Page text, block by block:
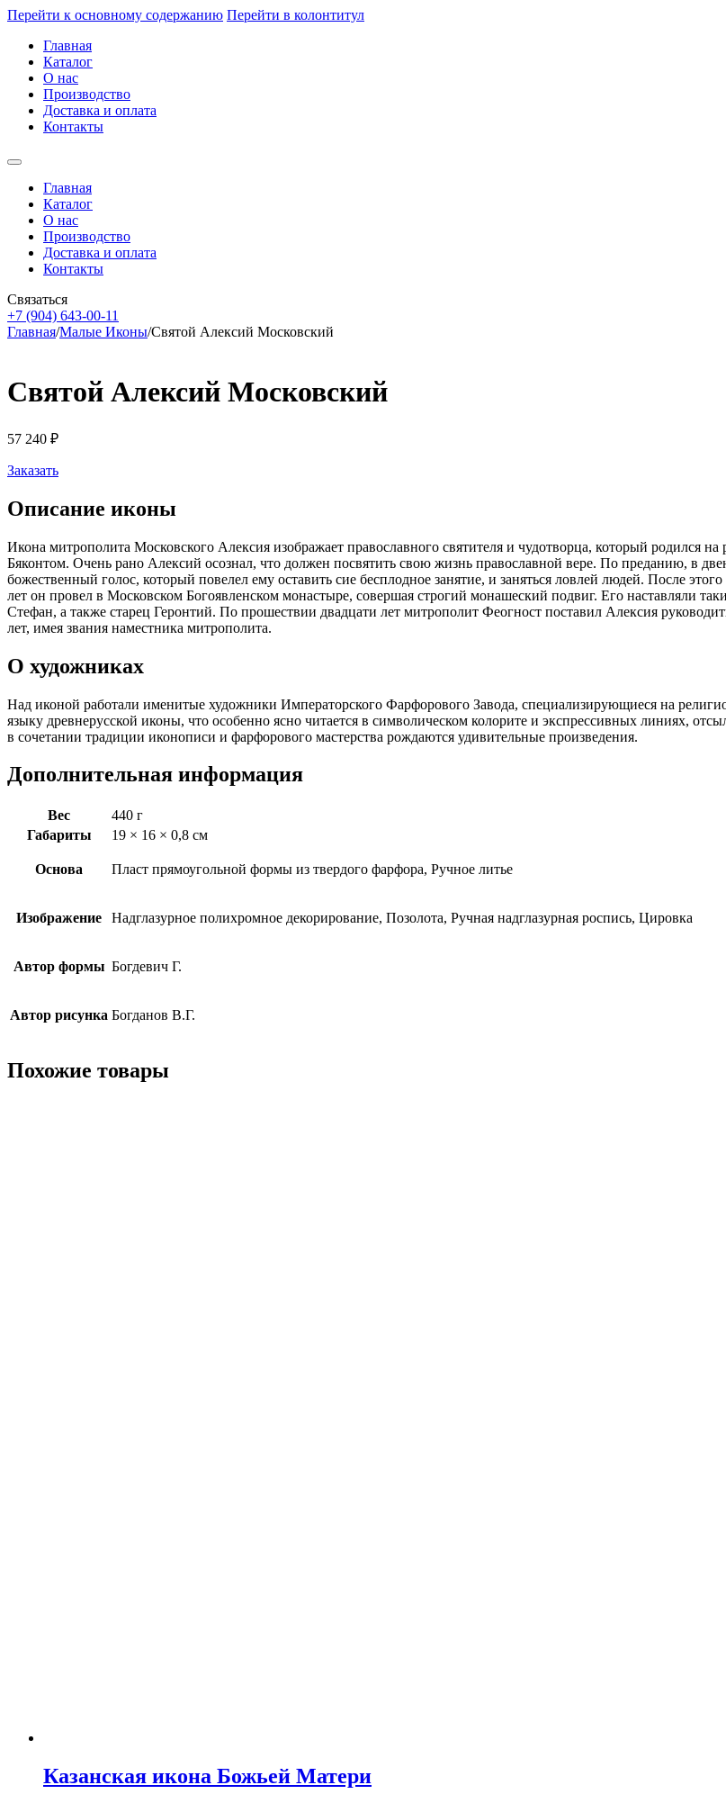
Перейти к основному содержанию Перейти в колонтитул
Главная
Каталог
О нас
Производство
Доставка и оплата
Контакты
Главная
Каталог
О нас
Производство
Доставка и оплата
Контакты
Связаться
+7 (904) 643-00-11
Главная/Малые Иконы/Святой Алексий Московский
Святой Алексий Московский
57 240 ₽
Заказать
Описание иконы
Икона митрополита Московского Алексия изображает православного святителя и чудотворца, который родился
Бяконтом. Очень рано Алексий осознал, что должен посвятить свою жизнь православной вере. По преданию, в
божественный голос, который повелел ему оставить сие бесплодное занятие, и заняться ловлей людей. После
лет он провел в Московском Богоявленском монастыре, совершая строгий монашеский подвиг. Его наставляли
Стефан, а также старец Геронтий. По прошествии двадцати лет митрополит Феогност поставил Алексия
лет, имея звания наместника митрополита.
О художниках
Над иконой работали именитые художники Императорского Фарфорового Завода, специализирующиеся на
языку древнерусской иконы, что особенно ясно читается в символическом колорите и экспрессивных линиях,
в сочетании традиции иконописи и фарфорового мастерства рождаются удивительные произведения.
Дополнительная информация
Вес
440 г
Габариты
19 × 16 × 0,8 см
Основа Пласт прямоугольной формы из твердого фарфора, Ручное литье
Изображение Надглазурное полихромное декорирование, Позолота, Ручная надглазурная роспись, Цировка
Автор формы Богдевич Г.
Автор рисунка Богданов В.Г.
Похожие товары
Казанская икона Божьей Матери